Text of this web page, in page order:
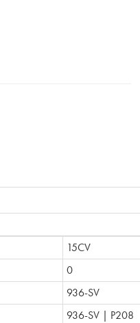
15CV
0
936-SV
936-SV | P208